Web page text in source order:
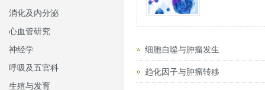
消化及内分泌
心血管研究
神经学
呼吸及五官科
生殖与发育
细胞自噬与肿瘤发生
趋化因子与肿瘤转移